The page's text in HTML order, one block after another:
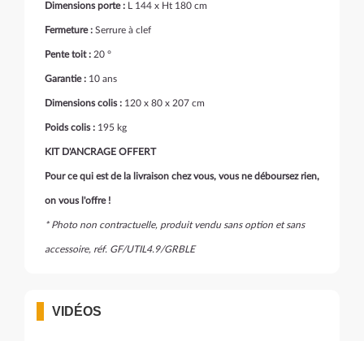
Dimensions porte : L 144 x Ht 180 cm
Fermeture : Serrure à clef
Pente toit : 20 °
Garantie : 10 ans
Dimensions colis : 120 x 80 x 207 cm
Poids colis : 195 kg
KIT D'ANCRAGE OFFERT
Pour ce qui est de la livraison chez vous, vous ne déboursez rien,
on vous l'offre !
* Photo non contractuelle, produit vendu sans option et sans
accessoire, réf. GF/UTIL4.9/GRBLE
VIDÉOS